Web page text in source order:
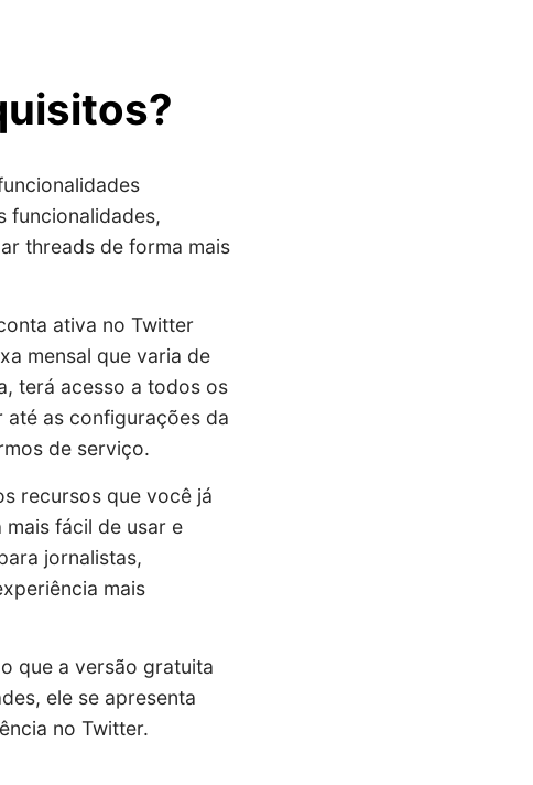
funcionalidades,
threads de forma mais
ativa no Twitter
mensal que varia de
terá acesso a todos os
até as configurações da
de serviço.
recursos que você já
fácil de usar e
jornalistas,
mais
que a versão gratuita
ele se apresenta
no Twitter.